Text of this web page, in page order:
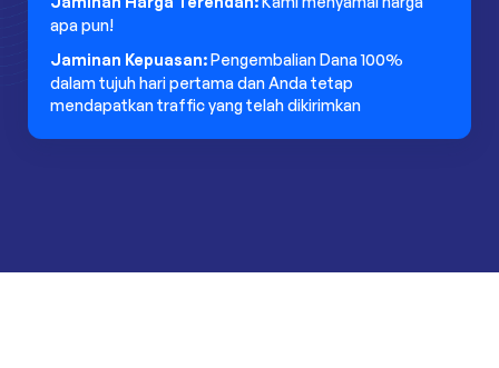
apa pun!
Jaminan Kepuasan:Pengembalian Dana 100%
dalam tujuh hari pertama dan Anda tetap
mendapatkan traffic yang telah dikirimkan